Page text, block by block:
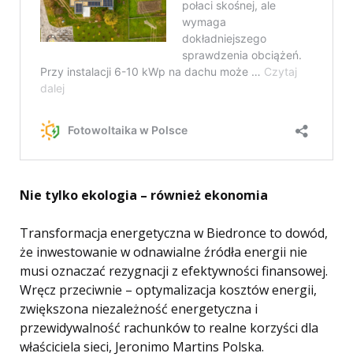
Nie tylko ekologia – również ekonomia
Transformacja energetyczna w Biedronce to dowód,
że inwestowanie w odnawialne źródła energii nie
musi oznaczać rezygnacji z efektywności finansowej.
Wręcz przeciwnie – optymalizacja kosztów energii,
zwiększona niezależność energetyczna i
przewidywalność rachunków to realne korzyści dla
właściciela sieci, Jeronimo Martins Polska.